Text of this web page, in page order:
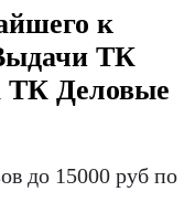
к
ТК
Деловые
до 15000 руб по